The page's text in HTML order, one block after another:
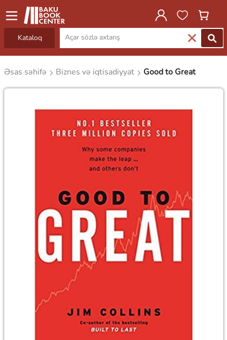
Kataloq
Əsas səhifə Biznes və iqtisadiyyat Good to Great